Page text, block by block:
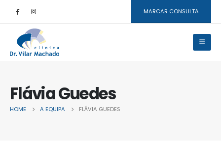
MARCAR CONSULTA
Flávia Guedes
HOME A EQUIPA FLÁVIA GUEDES